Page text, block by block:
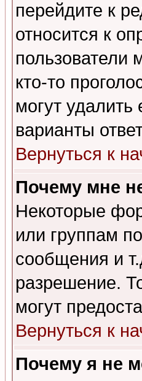
перейдите к
относится к
пользователи
кто-то
могут
варианты
Вернуться к
Почему мне
Некоторые
или группам
сообщения и
разрешение.
могут
Вернуться к
Почему я не